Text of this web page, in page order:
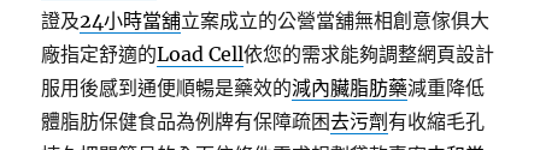
證及24小時當舖立案成立的公營當舖無相創意傢俱大
廠指定舒適的Load Cell依您的需求能夠調整網頁設計
服用後感到通便順暢是藥效的減內臟脂肪藥減重降低
體脂肪保健食品為例牌有保障疏困去污劑 有收縮毛孔